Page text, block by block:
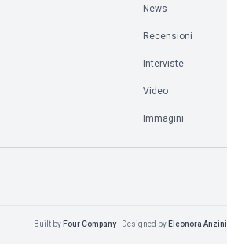
News
Recensioni
Interviste
Video
Immagini
Built by Four Company- Designed by Eleonora Anzini